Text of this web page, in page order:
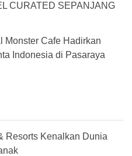
CURATED SEPANJANG
Monster Cafe Hadirkan
Indonesia di Pasaraya
Resorts Kenalkan Dunia